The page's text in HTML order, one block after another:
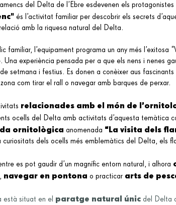
del Delta de l’Ebre esdevenen els
és l’activitat familiar per descobrir els secrets
amb la riquesa natural del Delta.
familiar, l’equipament programa un any més l’exitosa
Una experiència pensada per a que els nens i nenes
setmana i festius. Es donen a conèixer aus
com tirar el rall o navegar amb barques de perxar.
relacionades amb el món de
ocells del Delta amb activitats d’aquesta temàtica
ornitològica anomenada “La visita dels
curiositats dels ocells més emblemàtics del Delta, els
es pot gaudir d’un magnífic entorn natural, i alhora
, navegar en pontona o practicar arts de
està situat en el paratge natural únic del Delta